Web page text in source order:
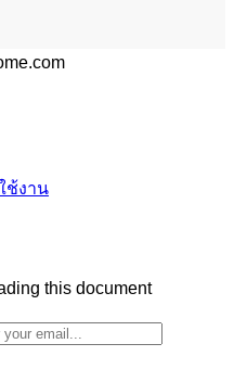
ช้งาน
this document